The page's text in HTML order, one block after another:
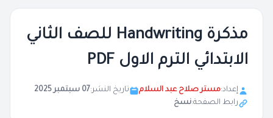
مذكرة Handwriting للصف الثاني
الابتدائي الترم الاول PDF
إعداد:مستر صلاح عبد السلام تاريخ النشر:07 سبتمبر 2025
رابط الصفحة:نسخ